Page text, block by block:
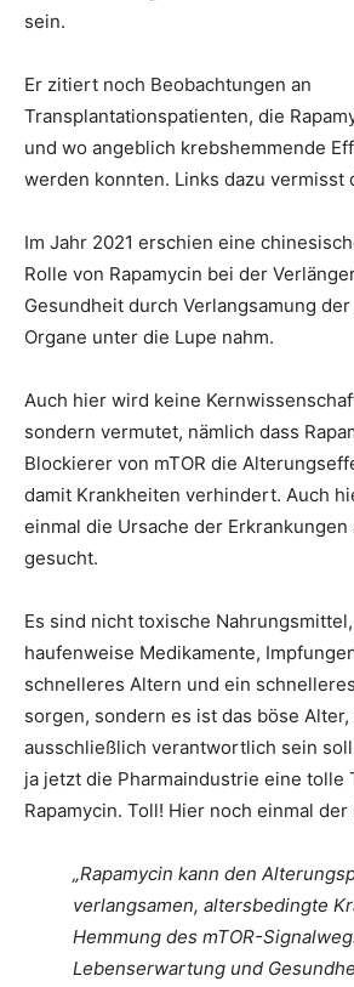
sein.
Er zitiert noch Beobachtungen an
Transplantationspatienten, die
und wo angeblich krebshemmende
werden konnten. Links dazu vermisst
Im Jahr 2021 erschien eine
Rolle von Rapamycin bei der
Gesundheit durch Verlangsamung
Organe unter die Lupe nahm.
Auch hier wird keine
sondern vermutet, nämlich dass
Blockierer von mTOR die
damit Krankheiten verhindert. Auch
einmal die Ursache der
gesucht.
Es sind nicht toxische
haufenweise Medikamente,
schnelleres Altern und ein
sorgen, sondern es ist das böse
ausschließlich verantwortlich sein
ja jetzt die Pharmaindustrie eine tolle
Rapamycin. Toll! Hier noch einmal
„Rapamycin kann den
verlangsamen, altersbedingte
Hemmung des mTOR-
Lebenserwartung und